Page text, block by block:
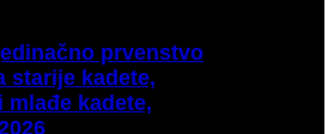
prvenstvo
starije kadete,
mlađe kadete,